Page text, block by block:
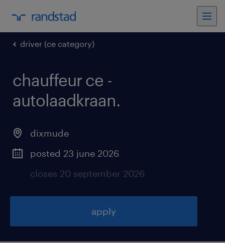
driver (ce category)
chauffeur ce -
autolaadkraan.
dixmude
posted 23 june 2026
closes 20 september 2026
apply